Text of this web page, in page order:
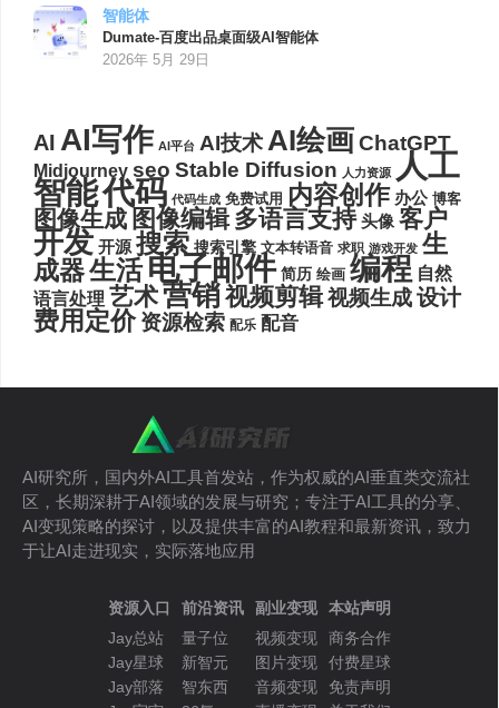
智能体
Dumate-百度出品桌面级AI智能体
2026年 5月 29日
AI AI写作 AI平台 AI技术AI绘画ChatGPT
Midjourney seo Stable Diffusion 人力资源 人工
智能代码 代码生成 免费试用 内容创作 办公 博客
图像生成 图像编辑 多语言支持 头像 客户
开发 开源 搜索 搜索引擎 文本转语音 求职 游戏开发 生
成器生活电子邮件 简历 绘画 编程 自然
语言处理 艺术营销视频剪辑视频生成设计
费用定价 资源检索 配乐 配音
AI研究所，国内外AI工具首发站，作为权威的AI垂直类交流社
区，长期深耕于AI领域的发展与研究；专注于AI工具的分享、
AI变现策略的探讨，以及提供丰富的AI教程和最新资讯，致力
于让AI走进现实，实际落地应用
资源入口
Jay总站
Jay星球
Jay部落
前沿资讯
量子位
新智元
智东西
副业变现
视频变现
图片变现
音频变现
本站声明
商务合作
付费星球
免责声明